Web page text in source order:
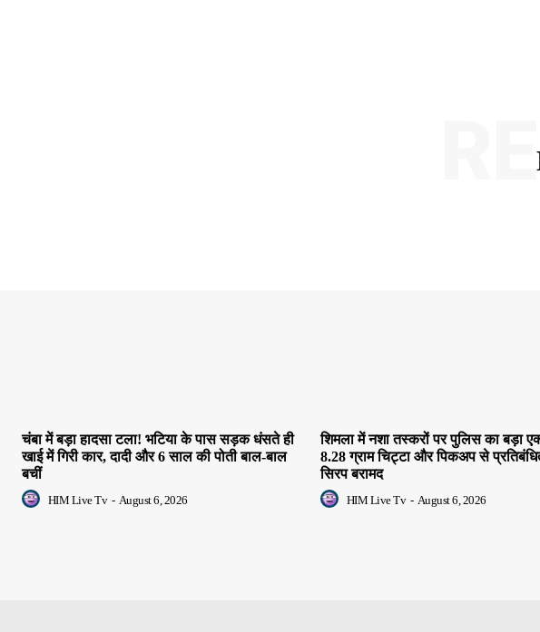
चंबा में बड़ा हादसा टला! भटिया के पास सड़क धंसते ही
खाई में गिरी कार, दादी और 6 साल की पोती बाल-बाल
बचीं
HIM Live Tv - August 6, 2026
शिमला में नशा तस्करों पर पुलिस का बड़ा
8.28 ग्राम चिट्टा और पिकअप से
सिरप बरामद
HIM Live Tv - August 6, 2026